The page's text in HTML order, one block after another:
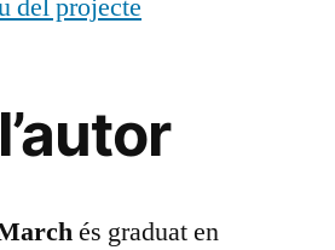
del projecte
és graduat en